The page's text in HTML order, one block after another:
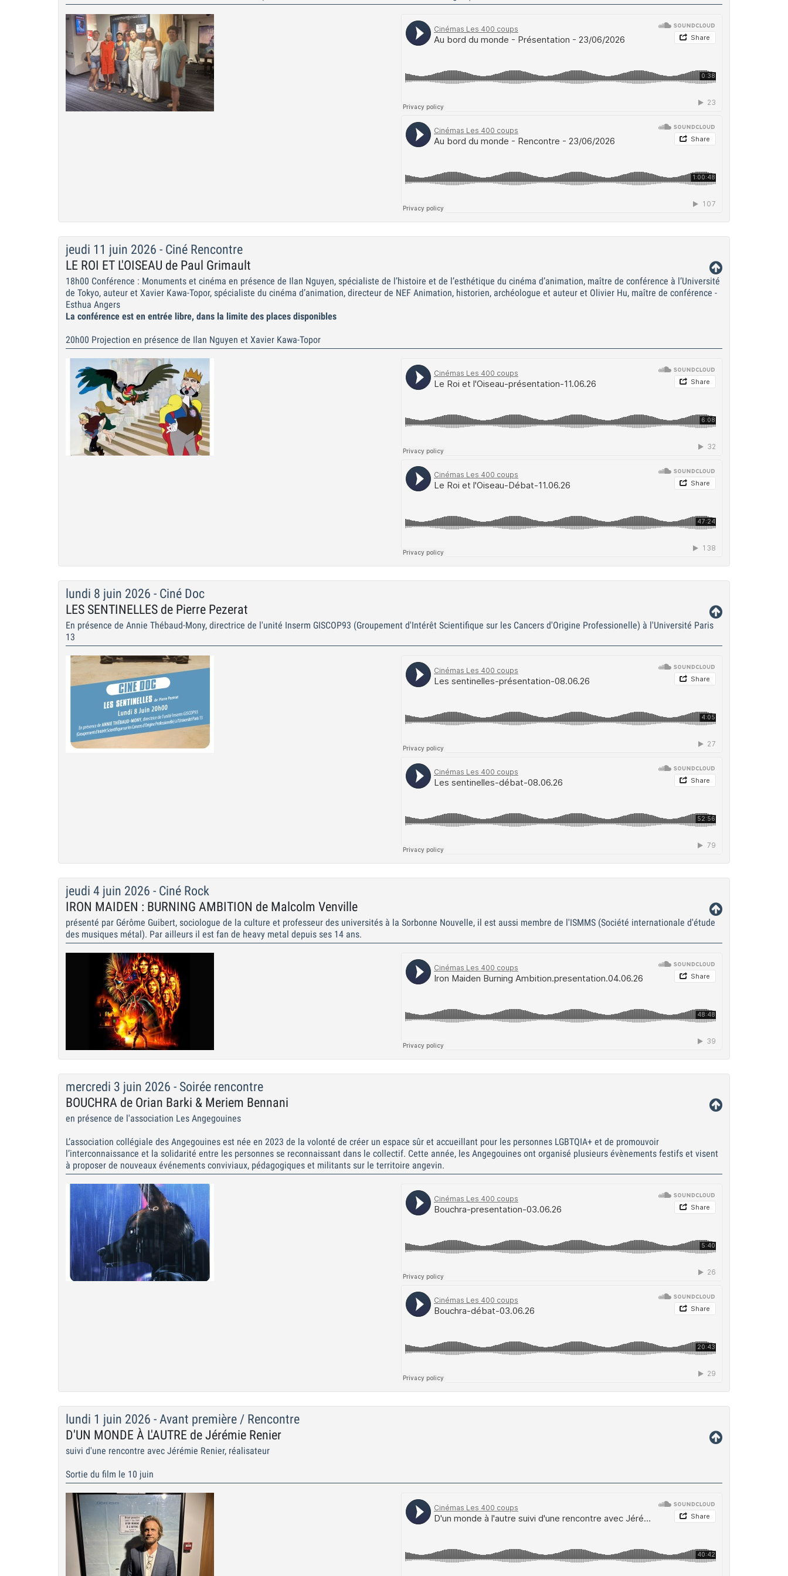
jeudi 11 juin 2026 - Ciné Rencontre
LE ROI ET L'OISEAU de Paul Grimault
18h00 Conférence : Monuments et cinéma en présence de Ilan Nguyen, spécialiste de l’histoire et de l’esthétique du cinéma d’animation, maître de conférence à l’Université
de Tokyo, auteur et Xavier Kawa-Topor, spécialiste du cinéma d’animation, directeur de NEF Animation, historien, archéologue et auteur et Olivier Hu, maître de conférence -
Esthua Angers
La conférence est en entrée libre, dans la limite des places disponibles
20h00 Projection en présence de Ilan Nguyen et Xavier Kawa-Topor
lundi 8 juin 2026 - Ciné Doc
LES SENTINELLES de Pierre Pezerat
En présence de Annie Thébaud-Mony, directrice de l'unité Inserm GISCOP93 (Groupement d'Intérêt Scientifique sur les Cancers d'Origine Professionelle) à l'Université Paris
13
jeudi 4 juin 2026 - Ciné Rock
IRON MAIDEN : BURNING AMBITION de Malcolm Venville
présenté par Gérôme Guibert, sociologue de la culture et professeur des universités à la Sorbonne Nouvelle, il est aussi membre de l'ISMMS (Société internationale d'étude
des musiques métal). Par ailleurs il est fan de heavy metal depuis ses 14 ans.
mercredi 3 juin 2026 - Soirée rencontre
BOUCHRA de Orian Barki & Meriem Bennani
en présence de l'association Les Angegouines
L’association collégiale des Angegouines est née en 2023 de la volonté de créer un espace sûr et accueillant pour les personnes LGBTQIA+ et de promouvoir
l’interconnaissance et la solidarité entre les personnes se reconnaissant dans le collectif. Cette année, les Angegouines ont organisé plusieurs évènements festifs et visent
à proposer de nouveaux événements conviviaux, pédagogiques et militants sur le territoire angevin.
lundi 1 juin 2026 - Avant première / Rencontre
D'UN MONDE À L'AUTRE de Jérémie Renier
suivi d'une rencontre avec Jérémie Renier, réalisateur
Sortie du film le 10 juin